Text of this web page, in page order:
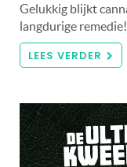
Gelukkig blijkt
langdurige remedie!
LEES VERDER